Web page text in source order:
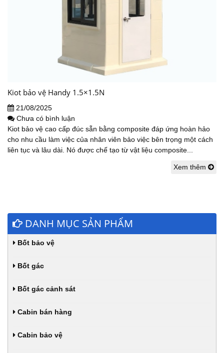
Kiot bảo vệ Handy 1.5×1.5N
21/08/2025
Chưa có bình luận
Kiot bảo vệ cao cấp đúc sẵn bằng composite đáp ứng hoàn hảo
cho nhu cầu làm việc của nhân viên bảo việc bên trọng một cách
liên tục và lâu dài. Nó được chế tạo từ vật liệu composite...
Xem thêm
DANH MỤC SẢN PHẨM
Bốt bảo vệ
Bốt gác
Bốt gác cảnh sát
Cabin bán hàng
Cabin bảo vệ